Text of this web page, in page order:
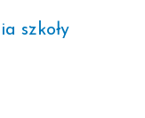
szkoły